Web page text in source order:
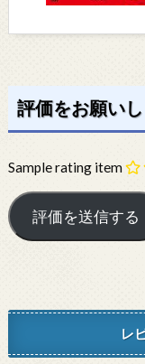
評価をお願い
Sample rating item
レ